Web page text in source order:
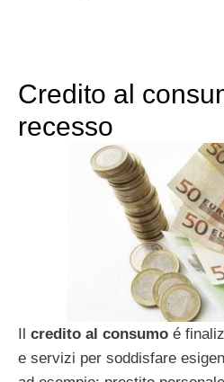
Credito al
recesso
Il credito al consumo é
e servizi per soddisfare